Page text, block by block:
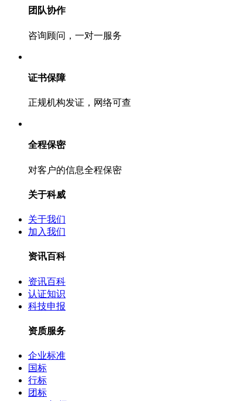
团队协作
咨询顾问，一对一服务
证书保障
正规机构发证，网络可查
全程保密
对客户的信息全程保密
关于科威
关于我们
加入我们
资讯百科
资讯百科
认证知识
科技申报
资质服务
企业标准
国标
行标
团标